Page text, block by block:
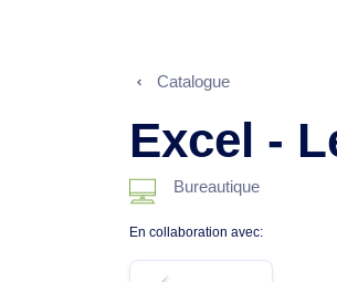
Catalogue
Excel -
Bureautique
En collaboration avec: